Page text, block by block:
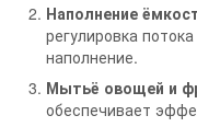
Наполнение
регулировка
наполнение.
Мытьё овощей и
обеспечивает